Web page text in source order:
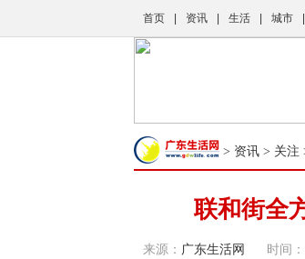
首页 资讯 生活 城市
> 资讯 > 关注
联和街全
来源： 广东生活网 时间